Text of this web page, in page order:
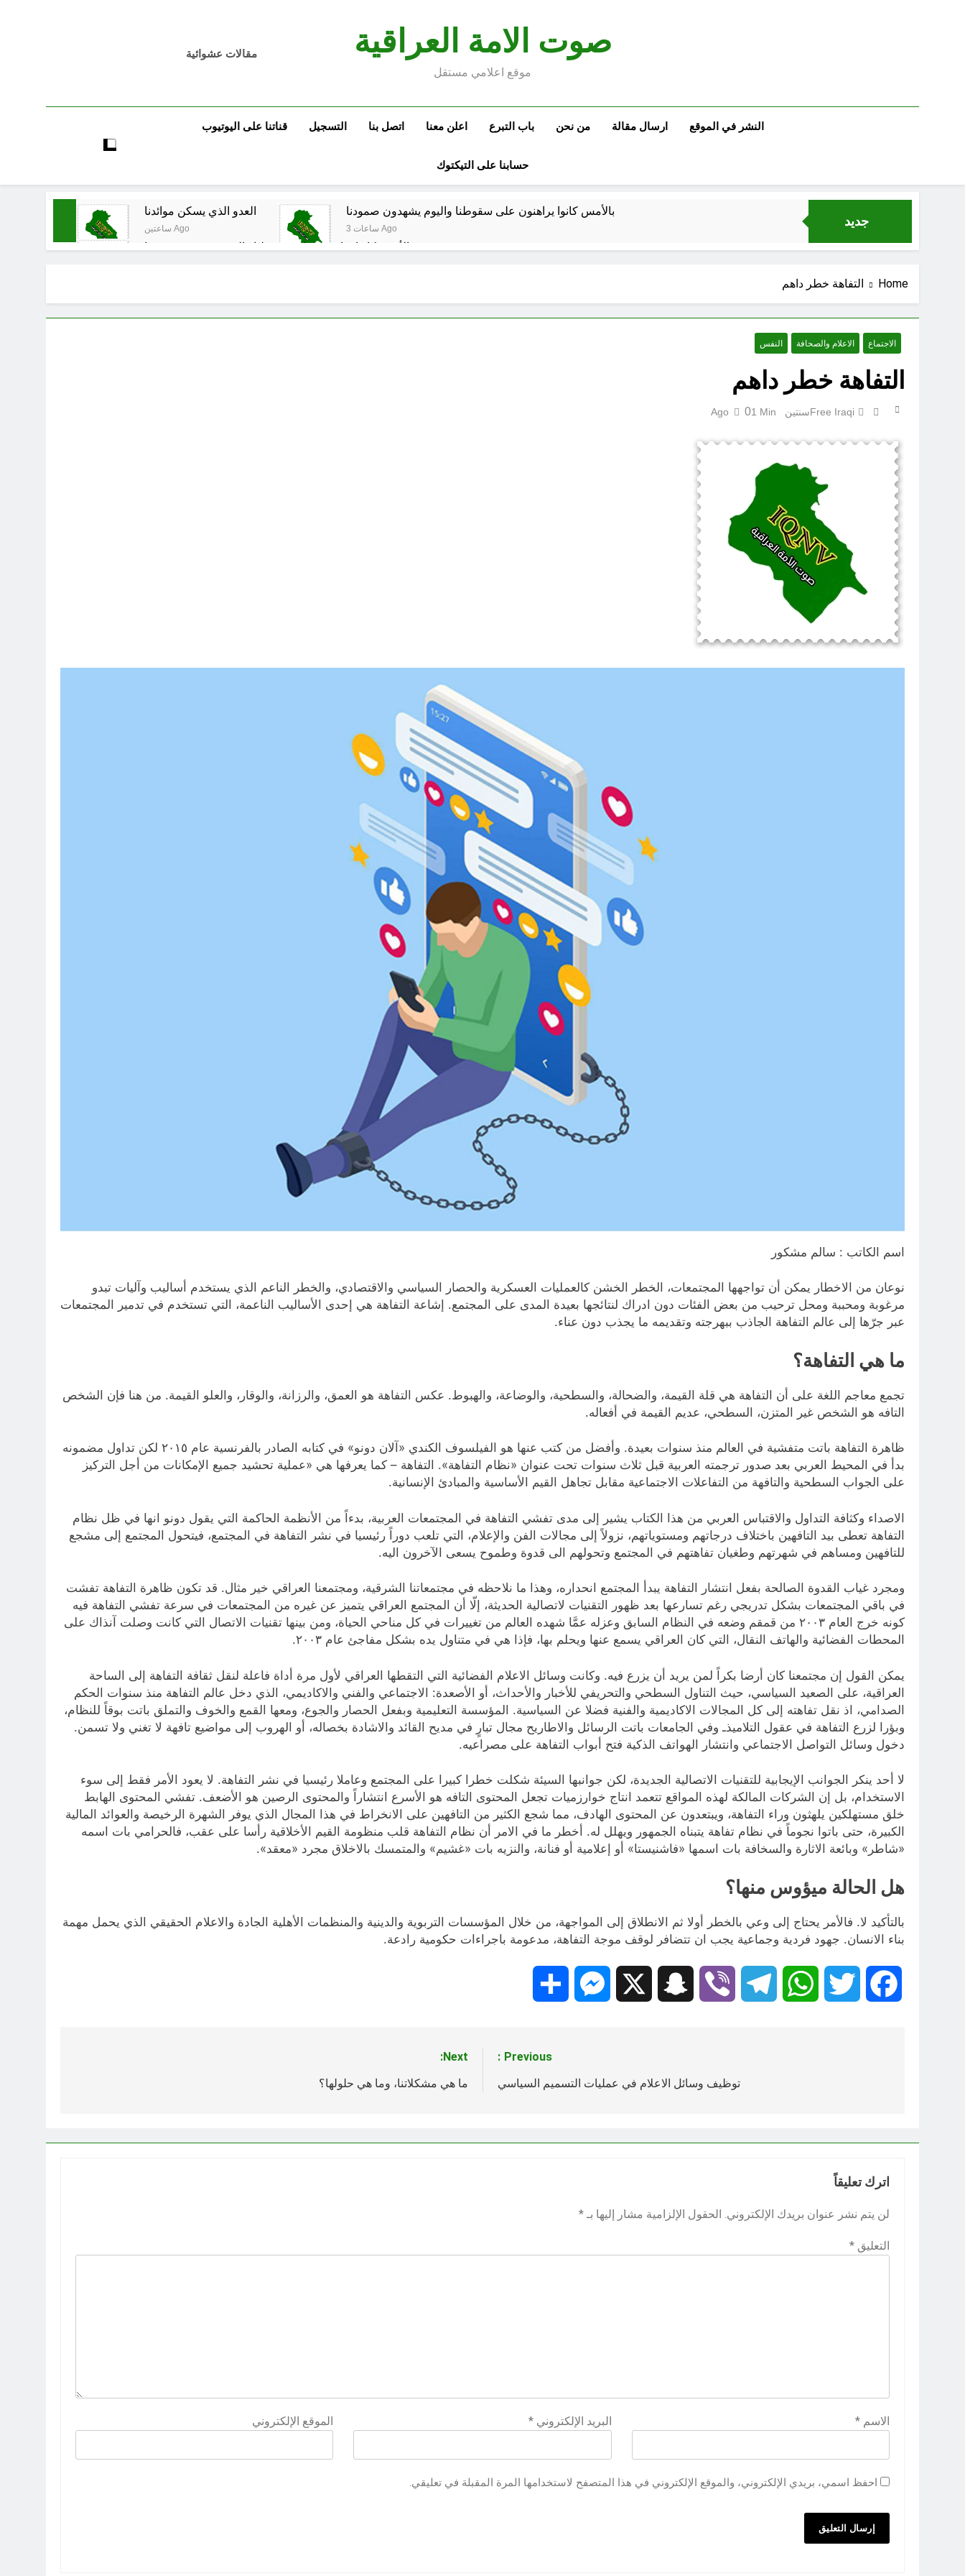
صوت الامة العراقية
موقع اعلامي مستقل
مقالات عشوائية
النشر في الموقع ارسال مقالة من نحن باب التبرع اعلن معنا اتصل بنا التسجيل قناتنا على اليوتيوب
حسابنا على التيكتوك
جديد
العدو الذي يسكن موائدنا
ساعتين Ago
بالأمس كانوا يراهنون على سقوطنا واليوم يشهدون صمودنا
3 ساعات Ago
بالأمس كانوا يراهنون على سقوطنا واليوم يشهدون صمودنا
مشاة الأربعين 1977 والبعث المجرم (ح 6) (وويل لهم مما يكسبون) خطب صلاة الجمعة (ح 25) (البصيرة: القرآن والعترة)
Home التفاهة خطر داهم
الاجتماع الاعلام والصحافة النفس
التفاهة خطر داهم
Free Iraqiسنتين Ago 01 Min
اسم الكاتب : سالم مشكور
نوعان من الاخطار يمكن أن تواجهها المجتمعات، الخطر الخشن كالعمليات العسكرية والحصار السياسي والاقتصادي، والخطر الناعم الذي يستخدم أساليب وآليات تبدو
مرغوبة ومحببة ومحل ترحيب من بعض الفئات دون ادراك لنتائجها بعيدة المدى على المجتمع. إشاعة التفاهة هي إحدى الأساليب الناعمة، التي تستخدم في تدمير المجتمعات
عبر جرّها إلى عالم التفاهة الجاذب ببهرجته وتقديمه ما يجذب دون عناء.
ما هي التفاهة؟
تجمع معاجم اللغة على أن التفاهة هي قلة القيمة، والضحالة، والسطحية، والوضاعة، والهبوط. عكس التفاهة هو العمق، والرزانة، والوقار، والعلو القيمة. من هنا فإن الشخص
التافه هو الشخص غير المتزن، السطحي، عديم القيمة في أفعاله.
ظاهرة التفاهة باتت متفشية في العالم منذ سنوات بعيدة. وأفضل من كتب عنها هو الفيلسوف الكندي «آلان دونو» في كتابه الصادر بالفرنسية عام ٢٠١٥ لكن تداول مضمونه
بدأ في المحيط العربي بعد صدور ترجمته العربية قبل ثلاث سنوات تحت عنوان «نظام التفاهة». التفاهة – كما يعرفها هي «عملية تحشيد جميع الإمكانات من أجل التركيز
على الجواب السطحية والتافهة من التفاعلات الاجتماعية مقابل تجاهل القيم الأساسية والمبادئ الإنسانية.
الاصداء وكثافة التداول والاقتباس العربي من هذا الكتاب يشير إلى مدى تفشي التفاهة في المجتمعات العربية، بدءاً من الأنظمة الحاكمة التي يقول دونو انها في ظل نظام
التفاهة تعطى بيد التافهين باختلاف درجاتهم ومستوياتهم، نزولاً إلى مجالات الفن والإعلام، التي تلعب دوراً رئيسيا في نشر التفاهة في المجتمع، فيتحول المجتمع إلى مشجع
للتافهين ومساهم في شهرتهم وطغيان تفاهتهم في المجتمع وتحولهم الى قدوة وطموح يسعى الآخرون اليه.
ومجرد غياب القدوة الصالحة بفعل انتشار التفاهة يبدأ المجتمع انحداره، وهذا ما نلاحظه في مجتمعاتنا الشرقية، ومجتمعنا العراقي خير مثال. قد تكون ظاهرة التفاهة تفشت
في باقي المجتمعات بشكل تدريجي رغم تسارعها بعد ظهور التقنيات لاتصالية الحديثة، إلّا أن المجتمع العراقي يتميز عن غيره من المجتمعات في سرعة تفشي التفاهة فيه
كونه خرج العام ٢٠٠٣ من قمقم وضعه في النظام السابق وعزله عمَّا شهده العالم من تغييرات في كل مناحي الحياة، ومن بينها تقنيات الاتصال التي كانت وصلت آنذاك على
المحطات الفضائية والهاتف النقال، التي كان العراقي يسمع عنها ويحلم بها، فإذا هي في متناول يده بشكل مفاجئ عام ٢٠٠٣.
يمكن القول إن مجتمعنا كان أرضا بكراً لمن يريد أن يزرع فيه. وكانت وسائل الاعلام الفضائية التي التقطها العراقي لأول مرة أداة فاعلة لنقل ثقافة التفاهة إلى الساحة
العراقية، على الصعيد السياسي، حيث التناول السطحي والتحريفي للأخبار والأحداث، أو الأصعدة: الاجتماعي والفني والاكاديمي، الذي دخل عالم التفاهة منذ سنوات الحكم
الصدامي، اذ نقل تفاهته إلى كل المجالات الاكاديمية والفنية فضلا عن السياسية. المؤسسة التعليمية وبفعل الحصار والجوع، ومعها القمع والخوف والتملق باتت بوقاً للنظام،
وبؤرا لزرع التفاهة في عقول التلاميذـ وفي الجامعات باتت الرسائل والاطاريح مجال تبارٍ في مديح القائد والاشادة بخصاله، أو الهروب إلى مواضيع تافهة لا تغني ولا تسمن.
دخول وسائل التواصل الاجتماعي وانتشار الهواتف الذكية فتح أبواب التفاهة على مصراعيه.
لا أحد ينكر الجوانب الإيجابية للتقنيات الاتصالية الجديدة، لكن جوانبها السيئة شكلت خطرا كبيرا على المجتمع وعاملا رئيسيا في نشر التفاهة. لا يعود الأمر فقط إلى سوء
الاستخدام، بل إن الشركات المالكة لهذه المواقع تتعمد انتاج خوارزميات تجعل المحتوى التافه هو الأسرع انتشاراً والمحتوى الرصين هو الأضعف. تفشي المحتوى الهابط
خلق مستهلكين يلهثون وراء التفاهة، ويبتعدون عن المحتوى الهادف، مما شجع الكثير من التافهين على الانخراط في هذا المجال الذي يوفر الشهرة الرخيصة والعوائد المالية
الكبيرة، حتى باتوا نجوماً في نظام تفاهة يتبناه الجمهور ويهلل له. أخطر ما في الامر أن نظام التفاهة قلب منظومة القيم الأخلاقية رأسا على عقب، فالحرامي بات اسمه
«شاطر» وبائعة الاثارة والسخافة بات اسمها «فاشنيستا» أو إعلامية أو فنانة، والنزيه بات «غشيم» والمتمسك بالاخلاق مجرد «معقد».
هل الحالة ميؤوس منها؟
بالتأكيد لا. فالأمر يحتاج إلى وعي بالخطر أولا ثم الانطلاق إلى المواجهة، من خلال المؤسسات التربوية والدينية والمنظمات الأهلية الجادة والاعلام الحقيقي الذي يحمل مهمة
بناء الانسان. جهود فردية وجماعية يجب ان تتضافر لوقف موجة التفاهة، مدعومة باجراءات حكومية رادعة.
Facebook
Twitter
WhatsApp
Telegram
Viber
Snapchat
Messenger
Previous:
توظيف وسائل الاعلام في عمليات التسميم السياسي
Next:
ما هي مشكلاتنا، وما هي حلولها؟
اترك تعليقاً
لن يتم نشر عنوان بريدك الإلكتروني. الحقول الإلزامية مشار إليها بـ *
التعليق *
الاسم * البريد الإلكتروني* الموقع الإلكتروني
احفظ اسمي، بريدي الإلكتروني، والموقع الإلكتروني في هذا المتصفح لاستخدامها المرة المقبلة في تعليقي.